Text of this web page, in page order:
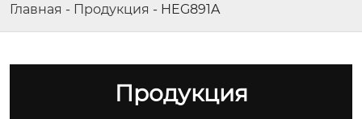
Главная - Продукция - HEG891A
Продукция